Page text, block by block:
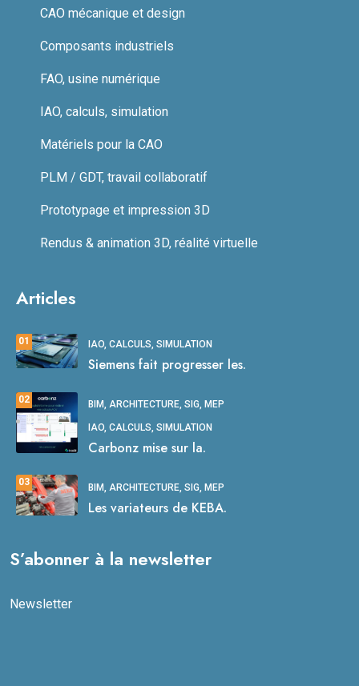
CAO mécanique et design
Composants industriels
FAO, usine numérique
IAO, calculs, simulation
Matériels pour la CAO
PLM / GDT, travail collaboratif
Prototypage et impression 3D
Rendus & animation 3D, réalité virtuelle
Articles
01 IAO, CALCULS, SIMULATION
Siemens fait progresser les.
02 BIM, ARCHITECTURE, SIG, MEP
IAO, CALCULS, SIMULATION
Carbonz mise sur la.
03 BIM, ARCHITECTURE, SIG, MEP
Les variateurs de KEBA.
S’abonner à la newsletter
Newsletter